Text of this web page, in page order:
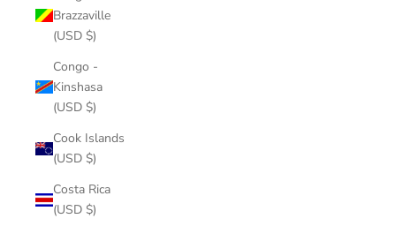
Brazzaville
(USD $)
Congo -
Kinshasa
(USD $)
Cook Islands
(USD $)
Costa Rica
(USD $)